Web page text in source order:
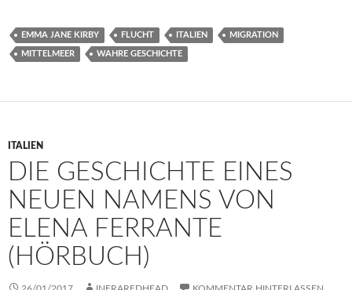
EMMA JANE KIRBY FLUCHT ITALIEN MIGRATION
MITTELMEER WAHRE GESCHICHTE
ITALIEN
DIE GESCHICHTE EINES
NEUEN NAMENS VON
ELENA FERRANTE
(HÖRBUCH)